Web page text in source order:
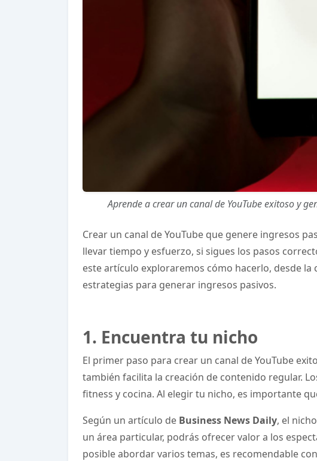
Aprende a crear un canal de YouTube exitoso y
Crear un canal de YouTube que genere ingresos
llevar tiempo y esfuerzo, si sigues los pasos
este artículo exploraremos cómo hacerlo, desde
estrategias para generar ingresos pasivos.
1. Encuentra tu nicho
El primer paso para crear un canal de YouTube
también facilita la creación de contenido regular.
fitness y cocina. Al elegir tu nicho, es importante
Según un artículo de Business News Daily, el
un área particular, podrás ofrecer valor a los
posible abordar varios temas, es recomendable